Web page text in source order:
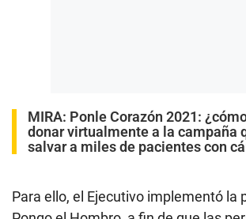
MIRA: Ponle Corazón 2021:
donar virtualmente a la campaña
salvar a miles de pacientes con
Para ello, el Ejecutivo implementó la